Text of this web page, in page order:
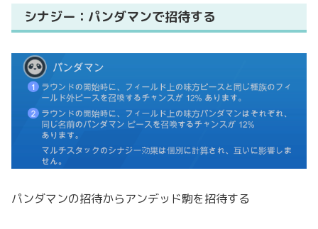
シナジー：パンダマンで招待する
パンダマンの招待からアンデッド駒を招待する